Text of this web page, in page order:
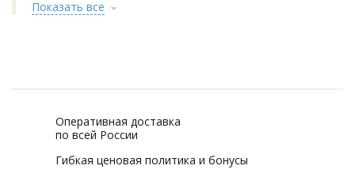
Показать все
Оперативная доставка
по всей России
Гибкая ценовая политика и бонусы